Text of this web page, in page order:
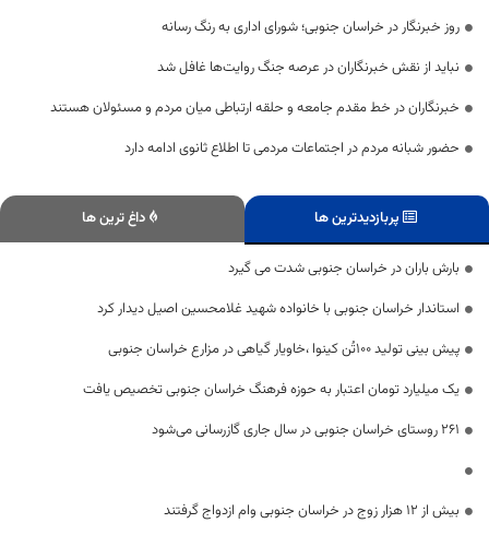
روز خبرنگار در خراسان جنوبی؛ شورای اداری به رنگ رسانه
نباید از نقش خبرنگاران در عرصه جنگ روایت‌ها غافل شد
خبرنگاران در خط مقدم جامعه و حلقه ارتباطی میان مردم و مسئولان هستند
حضور شبانه مردم در اجتماعات مردمی تا اطلاع ثانوی ادامه دارد
پربازدیدترین ها داغ ترین ها
بارش باران در خراسان جنوبی شدت می گیرد
استاندار خراسان جنوبی با خانواده شهید غلامحسین اصیل دیدار کرد
پیش بینی تولید ۱۰۰تُن کینوا ،خاویار گیاهی در مزارع خراسان جنوبی
یک میلیارد تومان اعتبار به حوزه فرهنگ خراسان جنوبی تخصیص یافت
۲۶۱ روستای خراسان جنوبی در سال جاری گازرسانی می‌شود
بیش از ۱۲ هزار زوج در خراسان جنوبی وام ازدواج گرفتند